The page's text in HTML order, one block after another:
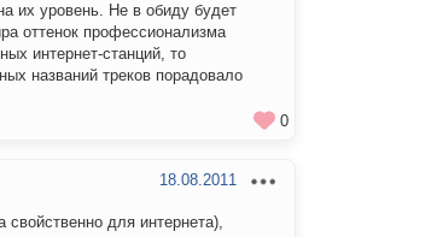
их уровень. Не в обиду будет
оттенок профессионализма
интернет-станций, то
названий треков порадовало
0
18.08.2011
для интернета),